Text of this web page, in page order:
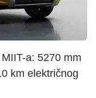
a: 5270 mm
km električnog